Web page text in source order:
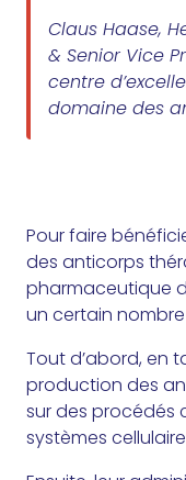
Claus Haase,
& Senior Vice
centre
domaine des
Pour faire
des anticorps
pharmaceutique
un certain
Tout d’abord, en
production des
sur des procédés
systèmes